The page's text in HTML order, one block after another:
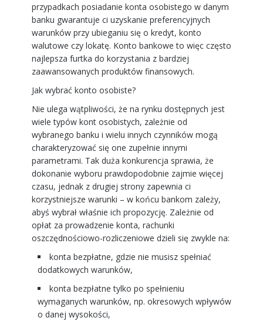
przypadkach posiadanie konta osobistego w danym
banku gwarantuje ci uzyskanie preferencyjnych
warunków przy ubieganiu się o kredyt, konto
walutowe czy lokatę. Konto bankowe to więc często
najlepsza furtka do korzystania z bardziej
zaawansowanych produktów finansowych.
Jak wybrać konto osobiste?
Nie ulega wątpliwości, że na rynku dostępnych jest
wiele typów kont osobistych, zależnie od
wybranego banku i wielu innych czynników mogą
charakteryzować się one zupełnie innymi
parametrami. Tak duża konkurencja sprawia, że
dokonanie wyboru prawdopodobnie zajmie więcej
czasu, jednak z drugiej strony zapewnia ci
korzystniejsze warunki – w końcu bankom zależy,
abyś wybrał właśnie ich propozycję. Zależnie od
opłat za prowadzenie konta, rachunki
oszczędnościowo-rozliczeniowe dzieli się zwykle na:
konta bezpłatne, gdzie nie musisz spełniać
dodatkowych warunków,
konta bezpłatne tylko po spełnieniu
wymaganych warunków, np. okresowych wpływów
o danej wysokości,